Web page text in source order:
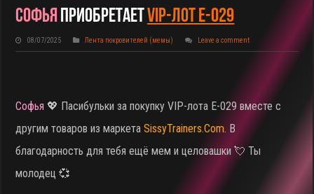
СофьяПриобретаетVIP-Лот E-029
08/07/2025 Лента покровителей (мемы) Leave a comment
Софья 💖 Пасибульки за покупку VIP-лота E-029 вместе с
другим товаров из маркетаSissyTrainers.Com. В
благодарность для тебя ещё мем и целовашки 💘 Ты
молодец 💞